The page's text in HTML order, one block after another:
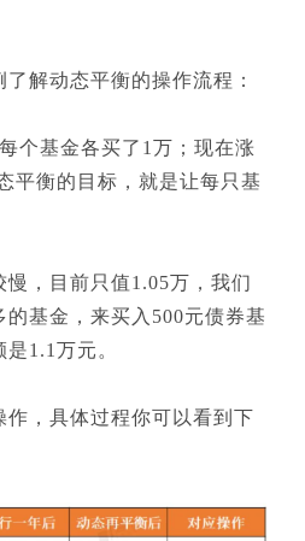
解动态平衡的操作流程：
个基金各买了1万；现在涨
平衡的目标，就是让每只基
，目前只值1.05万，我们
基金，来买入500元债券基
1.1万元。
，具体过程你可以看到下